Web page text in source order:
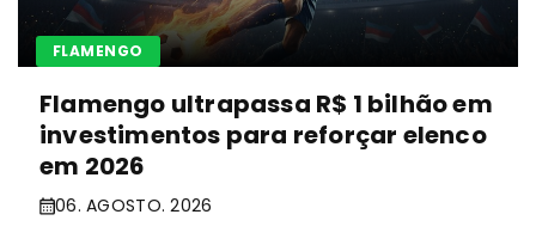
FLAMENGO
Flamengo ultrapassa R$ 1 bilhão em
investimentos para reforçar elenco
em 2026
06. AGOSTO. 2026